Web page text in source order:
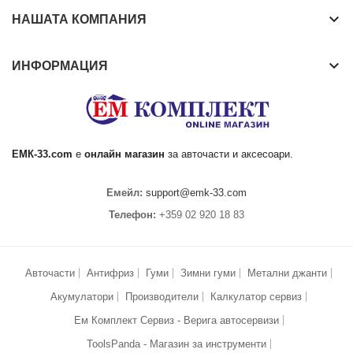
НАШАТА КОМПАНИЯ keyboard_arrow_down
ИНФОРМАЦИЯ keyboard_arrow_down
ЕМК-33.com е онлайн магазин за авточасти и аксесоари.
Емейл: support@emk-33.com
Телефон: +359 02 920 18 83
Авточасти Антифриз Гуми Зимни гуми
Метални джанти
Акумулатори
Производители
Калкулатор сервиз
Ем Комплект Сервиз - Верига автосервизи
ToolsPanda - Магазин за инструменти